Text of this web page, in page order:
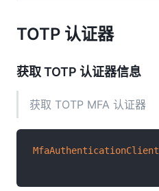
TOTP 认证器
获取 TOTP 认证器信息
获取 TOTP MFA 认证器
MfaAuthenticationClient